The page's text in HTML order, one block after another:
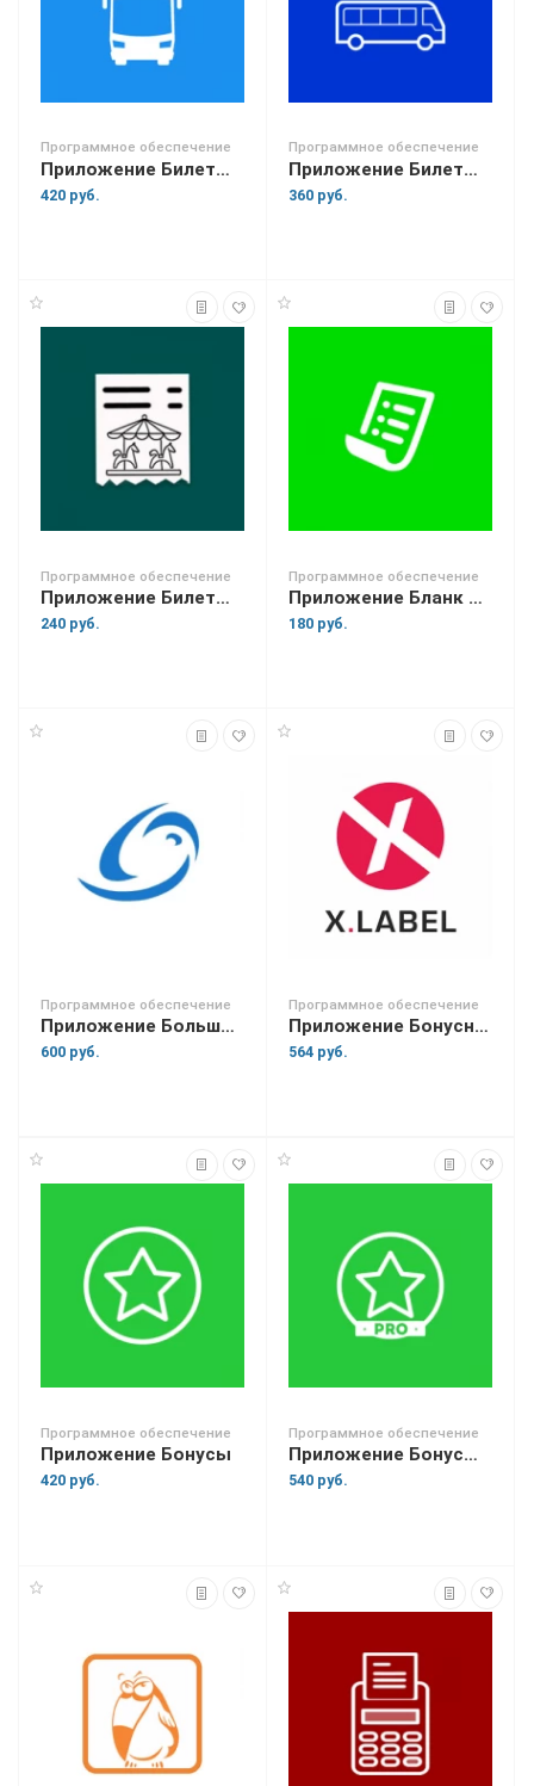
Программное обеспечение
Приложение Билеты междугородний транспорт
420 руб.
Программное обеспечение
Приложение Билеты на городской транспорт
360 руб.
Программное обеспечение
Приложение Билеты Плюс
240 руб.
Программное обеспечение
Приложение Бланк строгой отчетности
180 руб.
Программное обеспечение
Приложение Большая Птица
600 руб.
Программное обеспечение
Приложение Бонусная система X.Label
564 руб.
Программное обеспечение
Приложение Бонусы
420 руб.
Программное обеспечение
Приложение Бонусы PRO
540 руб.